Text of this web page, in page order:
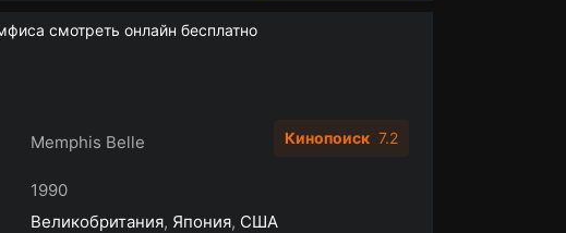
смотреть онлайн бесплатно
Memphis Belle
1990
Великобритания, Япония, США
Кинопоиск 7.2